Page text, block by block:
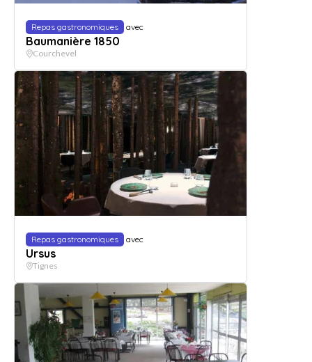
Repas gastronomiques avec
Baumanière 1850
Courchevel
Repas gastronomiques avec
Ursus
Tignes